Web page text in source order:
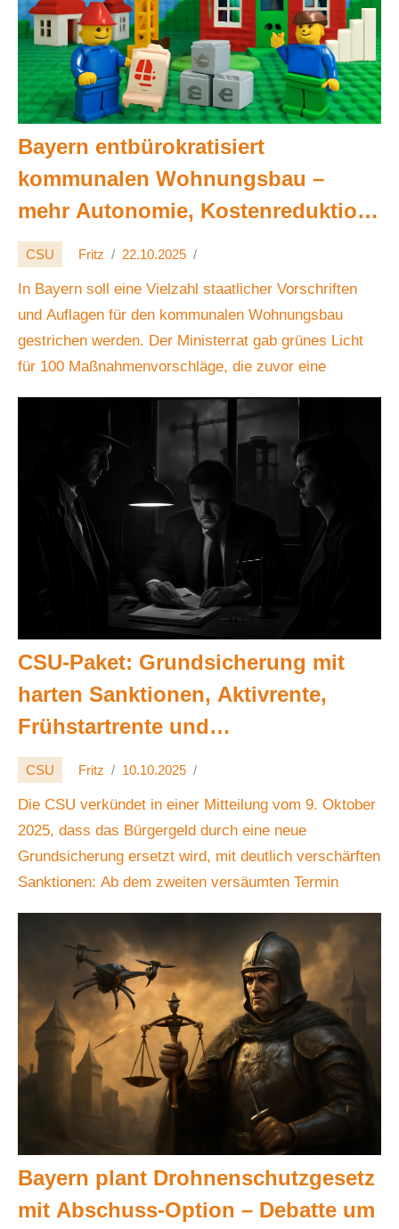
Bayern entbürokratisiert
kommunalen Wohnungsbau –
mehr Autonomie, Kostenreduktion,
Muster-Kita-Standard 🏗️🏘️💶📊
CSU Fritz 22.10.2025
In Bayern soll eine Vielzahl staatlicher Vorschriften
und Auflagen für den kommunalen Wohnungsbau
gestrichen werden. Der Ministerrat gab grünes Licht
für 100 Maßnahmenvorschläge, die zuvor eine
CSU-Paket: Grundsicherung mit
harten Sanktionen, Aktivrente,
Frühstartrente und
Infrastrukturinvestitionen –
Liberale Kritik: Effizienz gegen
soziale Risiken 🏗️💶⚖️
CSU Fritz 10.10.2025
Die CSU verkündet in einer Mitteilung vom 9. Oktober
2025, dass das Bürgergeld durch eine neue
Grundsicherung ersetzt wird, mit deutlich verschärften
Sanktionen: Ab dem zweiten versäumten Termin
Bayern plant Drohnenschutzgesetz
mit Abschuss-Option – Debatte um